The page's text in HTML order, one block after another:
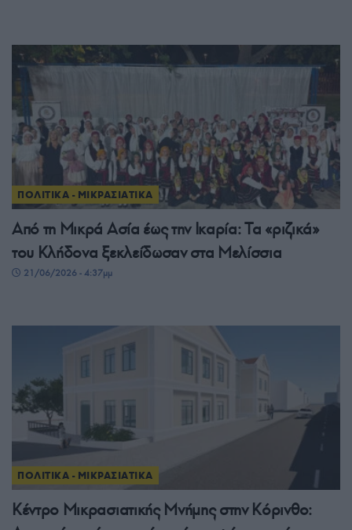
ΠΟΛΙΤΙΚΑ - ΜΙΚΡΑΣΙΑΤΙΚΑ
Από τη Μικρά Ασία έως την Ικαρία: Τα «ριζικά»
του Κλήδονα ξεκλείδωσαν στα Μελίσσια
21/06/2026 - 4:37μμ
ΠΟΛΙΤΙΚΑ - ΜΙΚΡΑΣΙΑΤΙΚΑ
Κέντρο Μικρασιατικής Μνήμης στην Κόρινθο: